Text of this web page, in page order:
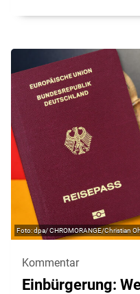
dpa/ CHROMORANGE/Christian
Kommentar
Einbürgerung: